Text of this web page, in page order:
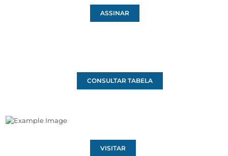
ASSINAR
CONSULTAR TABELA
VISITAR